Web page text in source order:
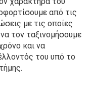
από τις
με τις οποίες
τον ταξινομήσουμε
και να
του υπό το